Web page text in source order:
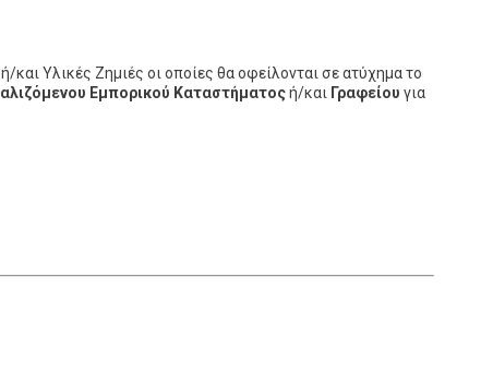
Υλικές Ζημιές οι οποίες θα οφείλονται σε ατύχημα το
Εμπορικού Καταστήματοςή/και Γραφείου για